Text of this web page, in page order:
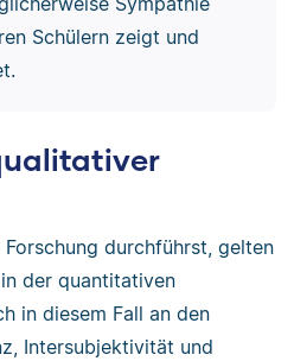
Schülern zeigt und
durchführst, gelten
der quantitativen
in diesem Fall an den
Intersubjektivität und